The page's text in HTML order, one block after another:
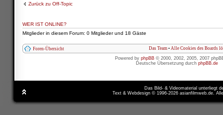
Zurück zu Off-Topic
WER IST ONLINE?
Mitglieder in diesem Forum: 0 Mitglieder und 18 Gäste
Foren-Übersicht Das Team • Alle Cookies des Boards
Powered by phpBB © 2000, 2002, 2005, 2007
Deutsche Übersetzung durch phpBB.de
Das Bild- & Videomaterial unterliegt
Text & Webdesign © 1996-2026 asianfilmweb.de.